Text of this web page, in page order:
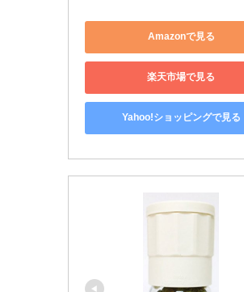
Amazonで見る
楽天市場で見る
Yahoo!ショッピングで見る